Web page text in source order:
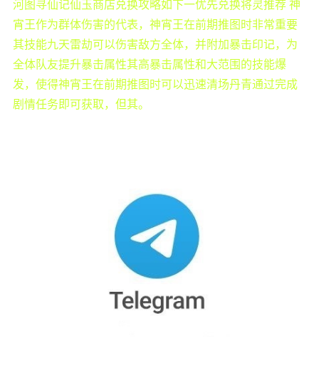
河图寻仙记仙玉商店兑换攻略如下一优先兑换将灵推荐 神
宵王作为群体伤害的代表，神宵王在前期推图时非常重要
其技能九天雷劫可以伤害敌方全体，并附加暴击印记，为
全体队友提升暴击属性其高暴击属性和大范围的技能爆
发，使得神宵王在前期推图时可以迅速清场丹青通过完成
剧情任务即可获取，但其。